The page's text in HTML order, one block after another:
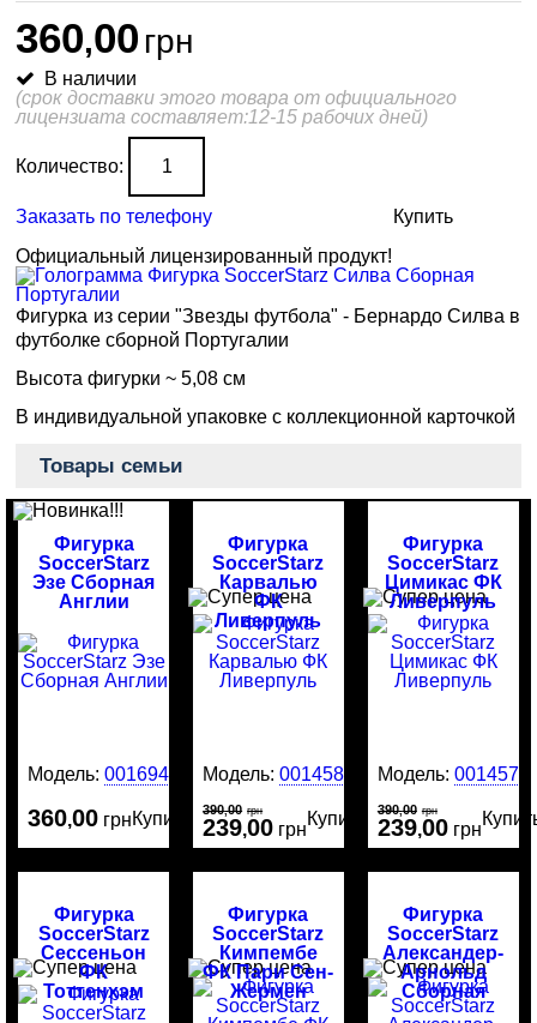
360,00 грн
В наличии
(срок доставки этого товара от официального
лицензиата составляет:12-15 рабочих дней)
Количество:
Заказать по телефону
Купить
Официальный лицензированный продукт!
Фигурка из серии "Звезды футбола" - Бернардо Силва в
футболке сборной Португалии
Высота фигурки ~ 5,08 см
В индивидуальной упаковке с коллекционной карточкой
Товары семьи
Фигурка
SoccerStarz
Эзе Сборная
Англии
Модель:0016946
360,00 грнКупить
Фигурка
SoccerStarz
Карвалью
ФК
Ливерпуль
Модель:0014581
390,00 грн
239,00 грн
Купить
Фигурка
SoccerStarz
Цимикас ФК
Ливерпуль
Модель: 0014577
390,00 грн
239,00 грн
Фигурка
SoccerStarz
Сессеньон
ФК
Тоттенхэм
Фигурка
SoccerStarz
Кимпембе
ФК Пари Сен-
Жермен
Фигурка
SoccerStarz
Александер-
Арнольд
Сборная
Англии